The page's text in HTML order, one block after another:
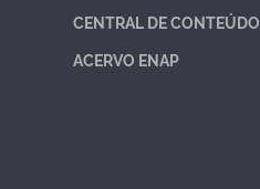
CENTRAL DE CONTEÚDO
ACERVO ENAP